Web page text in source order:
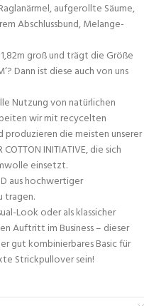
aufgerollte Säume,
Abschlussbund, Melange-
groß und trägt die Größe
Dann ist diese auch von uns
Nutzung von natürlichen
wir mit recycelten
produzieren die meisten unserer
INITIATIVE, die sich
einsetzt.
aus hochwertiger
tragen.
Look oder als klassicher
Auftritt im Business – dieser
gut kombinierbares Basic für
Strickpullover sein!